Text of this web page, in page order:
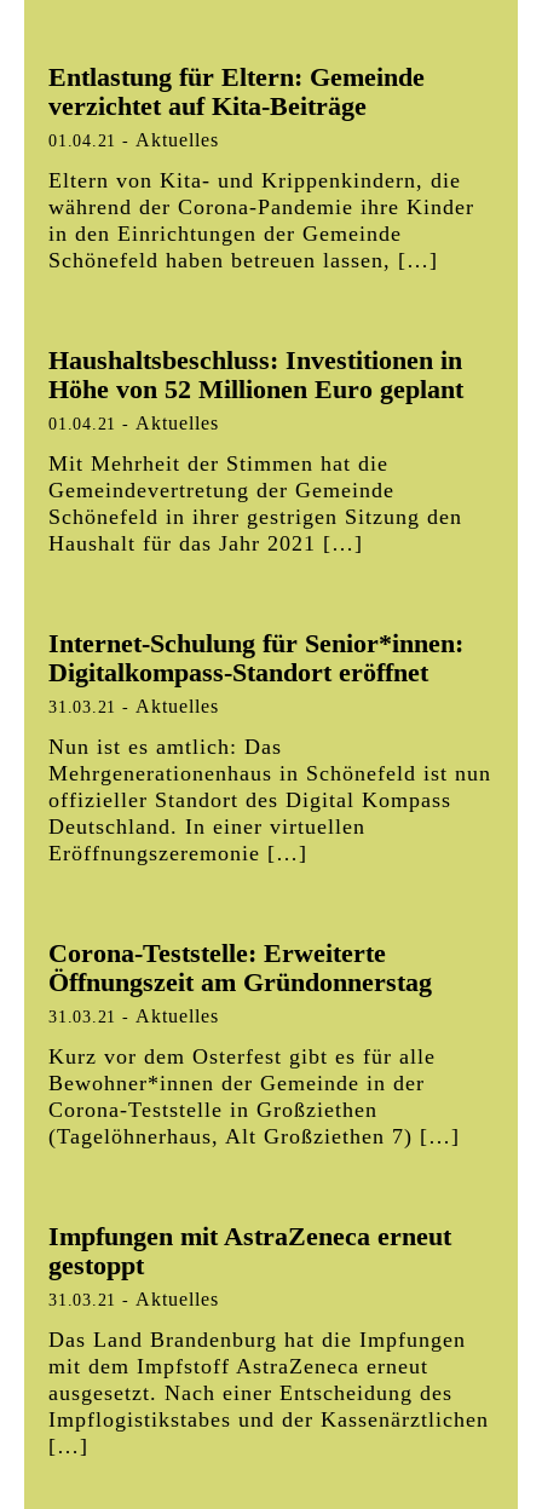
Entlastung für Eltern: Gemeinde
verzichtet auf Kita-Beiträge
01.04.21 - Aktuelles
Eltern von Kita- und Krippenkindern, die
während der Corona-Pandemie ihre Kinder
in den Einrichtungen der Gemeinde
Schönefeld haben betreuen lassen, […]
Haushaltsbeschluss: Investitionen in
Höhe von 52 Millionen Euro geplant
01.04.21 - Aktuelles
Mit Mehrheit der Stimmen hat die
Gemeindevertretung der Gemeinde
Schönefeld in ihrer gestrigen Sitzung den
Haushalt für das Jahr 2021 […]
Internet-Schulung für Senior*innen:
Digitalkompass-Standort eröffnet
31.03.21 - Aktuelles
Nun ist es amtlich: Das
Mehrgenerationenhaus in Schönefeld ist nun
offizieller Standort des Digital Kompass
Deutschland. In einer virtuellen
Eröffnungszeremonie […]
Corona-Teststelle: Erweiterte
Öffnungszeit am Gründonnerstag
31.03.21 - Aktuelles
Kurz vor dem Osterfest gibt es für alle
Bewohner*innen der Gemeinde in der
Corona-Teststelle in Großziethen
(Tagelöhnerhaus, Alt Großziethen 7) […]
Impfungen mit AstraZeneca erneut
gestoppt
31.03.21 - Aktuelles
Das Land Brandenburg hat die Impfungen
mit dem Impfstoff AstraZeneca erneut
ausgesetzt. Nach einer Entscheidung des
Impflogistikstabes und der Kassenärztlichen
[…]